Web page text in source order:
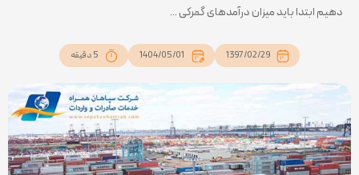
دهیم ابتدا باید میزان درآمدهای گمرکی ...
1397/02/29
1404/05/01 5 دقیقه